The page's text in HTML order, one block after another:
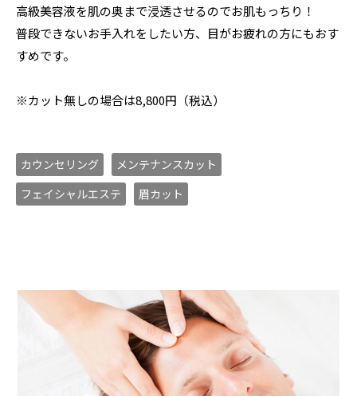
高級美容液を肌の奥まで浸透させるのでお肌もっちり！
普段できないお手入れをしたい方、目がお疲れの方にもおす
すめです。
※カット無しの場合は8,800円（税込）
カウンセリング
メンテナンスカット
フェイシャルエステ
眉カット